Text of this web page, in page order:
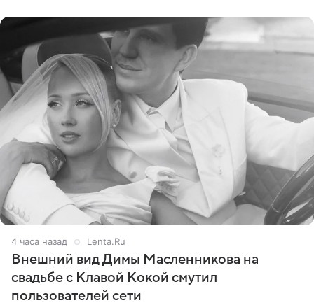
4 часа назад Lenta.Ru
Внешний вид Димы Масленникова на
свадьбе с Клавой Кокой смутил
пользователей сети